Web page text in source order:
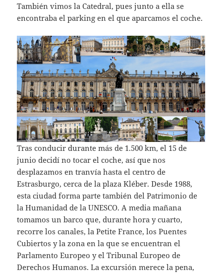
También vimos la Catedral, pues junto a ella se
encontraba el parking en el que aparcamos el coche.
Tras conducir durante más de 1.500 km, el 15 de
junio decidí no tocar el coche, así que nos
desplazamos en tranvía hasta el centro de
Estrasburgo, cerca de la plaza Kléber. Desde 1988,
esta ciudad forma parte también del Patrimonio de
la Humanidad de la UNESCO. A media mañana
tomamos un barco que, durante hora y cuarto,
recorre los canales, la Petite France, los Puentes
Cubiertos y la zona en la que se encuentran el
Parlamento Europeo y el Tribunal Europeo de
Derechos Humanos. La excursión merece la pena,